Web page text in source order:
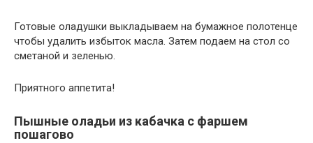
Готовые оладушки выкладываем на бумажное полотенце
чтобы удалить избыток масла. Затем подаем на стол со
сметаной и зеленью.
Приятного аппетита!
Пышные оладьи из кабачка с фаршем
пошагово